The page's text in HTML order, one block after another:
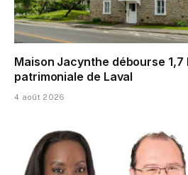
Maison Jacynthe débourse 1,7
patrimoniale de Laval
4 août 2026